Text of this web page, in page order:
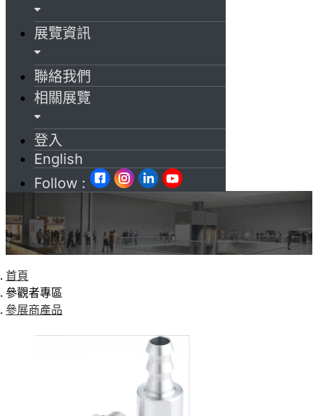
展覽資訊
聯絡我們
相關展覽
登入
English
Follow :
首頁
參觀者專區
參展商產品